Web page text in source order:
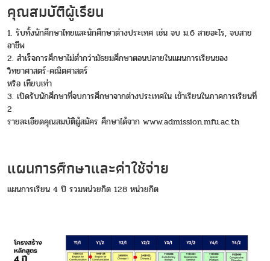
คุณสมบัติผู้เรียน
1. รับทั้งนักศึกษาไทยและนักศึกษาต่างประเทศ เช่น จบ ม.6 สายอะไร, จบสาย
อาชีพ
2. สำเร็จการศึกษาไม่ต่ำกว่ามัธยมศึกษาตอนปลายในแผนการเรียนของ
วิทยาศาสตร์-คณิตศาสตร์
หรือ เทียบเท่า
3. เปิดรับนักศึกษาที่จบการศึกษาจากต่างประเทศใน เข้าเรียนในภาคการเรียนที่
2
รายละเอียดคุณสมบัติผู้สมัคร ศึกษาได้จาก www.admission.mfu.ac.th
แผนการศึกษาและค่าใช้จ่าย
แผนการเรียน 4 ปี รวมหน่วยกิต 128 หน่วยกิต